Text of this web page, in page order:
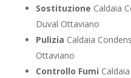
Sostituzione Caldaia
Duval Ottaviano
Pulizia Caldaia
Ottaviano
Controllo Fumi